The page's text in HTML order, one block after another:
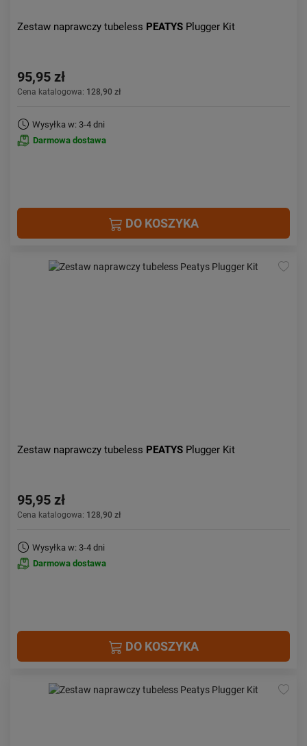
Zestaw naprawczy tubeless PEATYS Plugger Kit
95,95 zł
Cena katalogowa: 128,90 zł
Wysyłka w: 3-4 dni
Darmowa dostawa
DO KOSZYKA
Zestaw naprawczy tubeless PEATYS Plugger Kit
95,95 zł
Cena katalogowa: 128,90 zł
Wysyłka w: 3-4 dni
Darmowa dostawa
DO KOSZYKA